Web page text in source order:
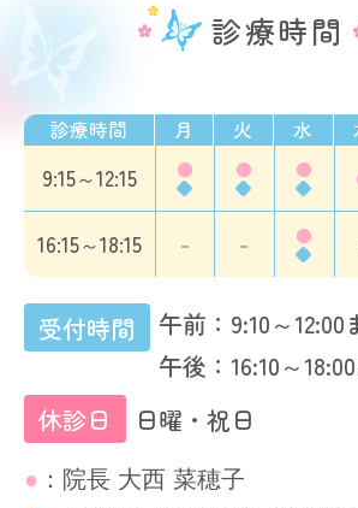
診療時間
診療時間 月 火 水
9:15～12:15
●
◆
●
◆
●
◆
16:15～18:15 － －
●
◆
受付時間
午前：9:10～12:00
午後：16:10～
休診日
日曜・祝日
● ：院長 大西 菜穂子